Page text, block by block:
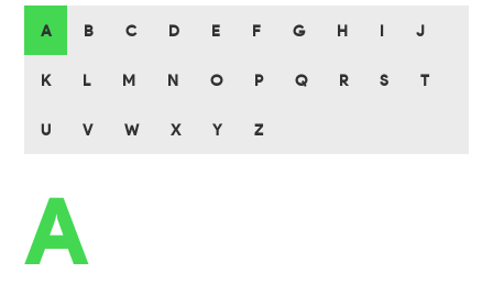
A B C D E F G H J
K L M N O P Q R S T
U V W X Y Z
A